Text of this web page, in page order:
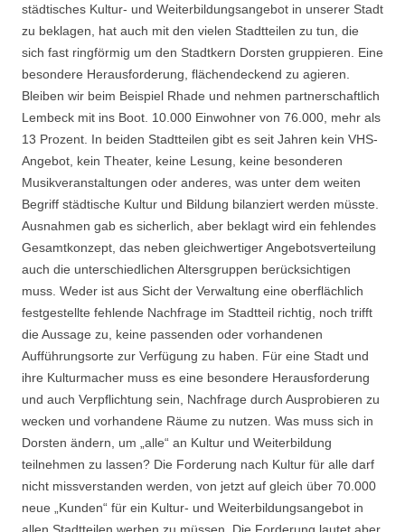
städtisches Kultur- und Weiterbildungsangebot in unserer Stadt
zu beklagen, hat auch mit den vielen Stadtteilen zu tun, die
sich fast ringförmig um den Stadtkern Dorsten gruppieren. Eine
besondere Herausforderung, flächendeckend zu agieren.
Bleiben wir beim Beispiel Rhade und nehmen partnerschaftlich
Lembeck mit ins Boot. 10.000 Einwohner von 76.000, mehr als
13 Prozent. In beiden Stadtteilen gibt es seit Jahren kein VHS-
Angebot, kein Theater, keine Lesung, keine besonderen
Musikveranstaltungen oder anderes, was unter dem weiten
Begriff städtische Kultur und Bildung bilanziert werden müsste.
Ausnahmen gab es sicherlich, aber beklagt wird ein fehlendes
Gesamtkonzept, das neben gleichwertiger Angebotsverteilung
auch die unterschiedlichen Altersgruppen berücksichtigen
muss. Weder ist aus Sicht der Verwaltung eine oberflächlich
festgestellte fehlende Nachfrage im Stadtteil richtig, noch trifft
die Aussage zu, keine passenden oder vorhandenen
Aufführungsorte zur Verfügung zu haben. Für eine Stadt und
ihre Kulturmacher muss es eine besondere Herausforderung
und auch Verpflichtung sein, Nachfrage durch Ausprobieren zu
wecken und vorhandene Räume zu nutzen. Was muss sich in
Dorsten ändern, um „alle“ an Kultur und Weiterbildung
teilnehmen zu lassen? Die Forderung nach Kultur für alle darf
nicht missverstanden werden, von jetzt auf gleich über 70.000
neue „Kunden“ für ein Kultur- und Weiterbildungsangebot in
allen Stadtteilen werben zu müssen. Die Forderung lautet aber,